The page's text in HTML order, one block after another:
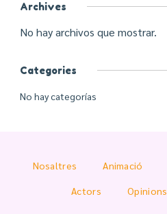
Archives
No hay archivos que mostrar.
Categories
No hay categorías
Nosaltres Animació
Actors Opinions